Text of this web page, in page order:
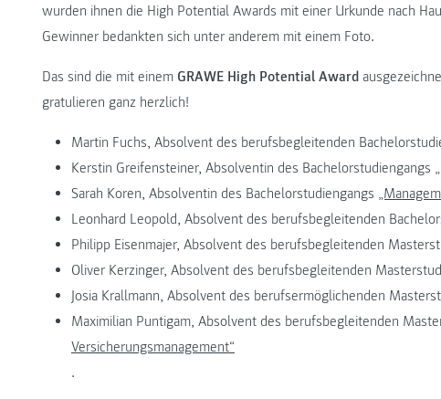
wurden ihnen die High Potential Awards mit einer Urkunde nach
Gewinner bedankten sich unter anderem mit einem Foto.
Das sind die mit einem GRAWE High Potential Award
gratulieren ganz herzlich!
Martin Fuchs, Absolvent des berufsbegleitenden
Kerstin Greifensteiner, Absolventin des Bachelorstudiengangs
Sarah Koren, Absolventin des Bachelorstudiengangs
Leonhard Leopold, Absolvent des berufsbegleitenden
Philipp Eisenmajer, Absolvent des berufsbegleitenden
Oliver Kerzinger, Absolvent des berufsbegleitenden
Josia Krallmann, Absolvent des berufsermöglichenden
Maximilian Puntigam, Absolvent des berufsbegleitenden
Versicherungsmanagement“
.